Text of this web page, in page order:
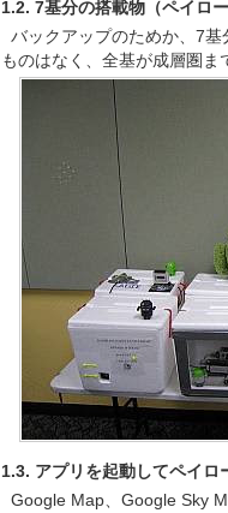
1.2. 7基分の搭載物（ペイロ
バックアップのためか、7
ものはなく、全基が成層圏ま
1.3. アプリを起動してペイロ
Google Map、Google Sky